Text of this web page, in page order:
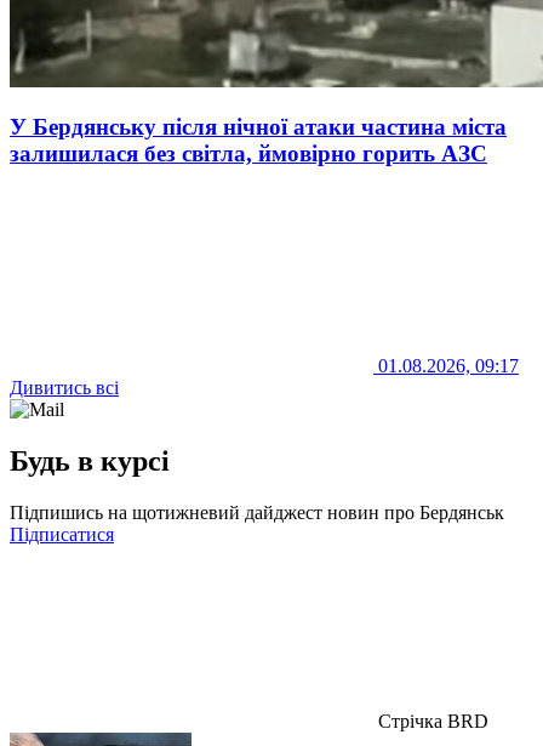
У Бердянську після нічної атаки частина міста
залишилася без світла, ймовірно горить АЗС
01.08.2026, 09:17
Дивитись всі
Будь в курсі
Підпишись на щотижневий дайджест новин про Бердянськ
Підписатися
Стрічка BRD